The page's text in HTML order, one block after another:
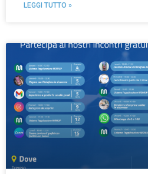
LEGGI TUTTO »